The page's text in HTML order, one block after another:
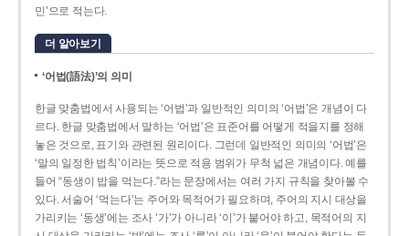
민’으로 적는다.
더 알아보기
‘어법(語法)’의 의미
한글 맞춤법에서 사용되는 ‘어법’과 일반적인 의미의 ‘어법’은 개념이 다
르다. 한글 맞춤법에서 말하는 ‘어법’은 표준어를 어떻게 적을지를 정해
놓은 것으로, 표기와 관련된 원리이다. 그런데 일반적인 의미의 ‘어법’은
‘말의 일정한 법칙’이라는 뜻으로 적용 범위가 무척 넓은 개념이다. 예를
들어 “동생이 밥을 먹는다.”라는 문장에서는 여러 가지 규칙을 찾아볼 수
있다. 서술어 ‘먹는다’는 주어와 목적어가 필요하며, 주어의 지시 대상을
가리키는 ‘동생’에는 조사 ‘가’가 아니라 ‘이’가 붙어야 하고, 목적어의 지